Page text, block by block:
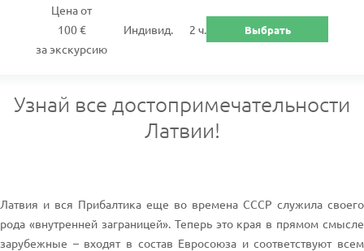
Цена от
100 €
за экскурсию
Индивид. 2 ч. Выбрать
Узнай все достопримечательности
Латвии!
Латвия и вся Прибалтика еще во времена СССР служила своего
рода «внутренней заграницей». Теперь это края в прямом смысле
зарубежные – входят в состав Евросоюза и соответствуют всем